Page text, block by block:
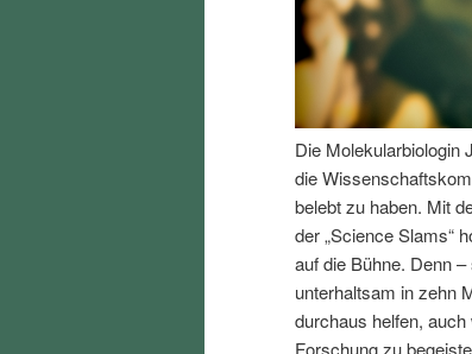
I
h
a
l
t
e
I
n
h
a
Die Molekularbiologin
die
belebt zu haben. Mit
der „Science Slams“
auf die Bühne. Denn
unterhaltsam in zehn
durchaus helfen,
Forschung zu